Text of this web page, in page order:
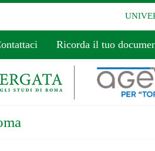
Ricorda il tuo